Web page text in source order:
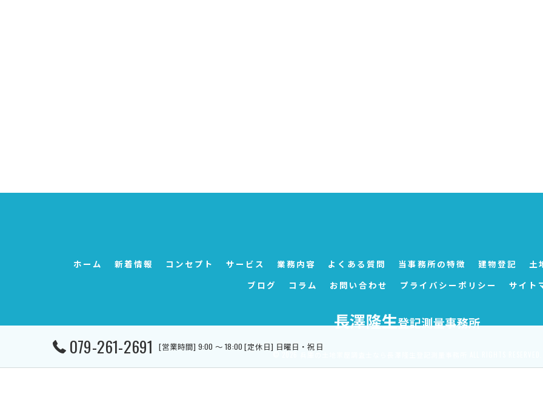
079-261-2691 [営業時間] 9:00 ～ 18:00 [定休日] 日曜日・祝日
ホーム 新着情報 コンセプト サービス 業務内容 よくある質問 当事務所の特徴 建物登記 土
ブログ
コラム お問い合わせ プライバシーポリシー サイト